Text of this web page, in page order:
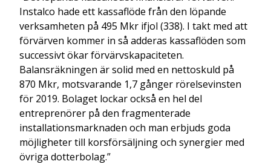
Instalco hade ett kassaflöde från den löpande
verksamheten på 495 Mkr ifjol (338). I takt med att
förvärven kommer in så adderas kassaflöden som
successivt ökar förvärvskapaciteten.
Balansräkningen är solid med en nettoskuld på
870 Mkr, motsvarande 1,7 gånger rörelsevinsten
för 2019. Bolaget lockar också en hel del
entreprenörer på den fragmenterade
installationsmarknaden och man erbjuds goda
möjligheter till korsförsäljning och synergier med
övriga dotterbolag.”